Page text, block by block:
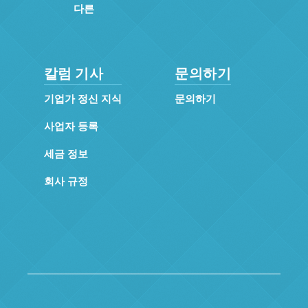
다른
칼럼 기사
기업가 정신 지식
사업자 등록
세금 정보
회사 규정
문의하기
문의하기